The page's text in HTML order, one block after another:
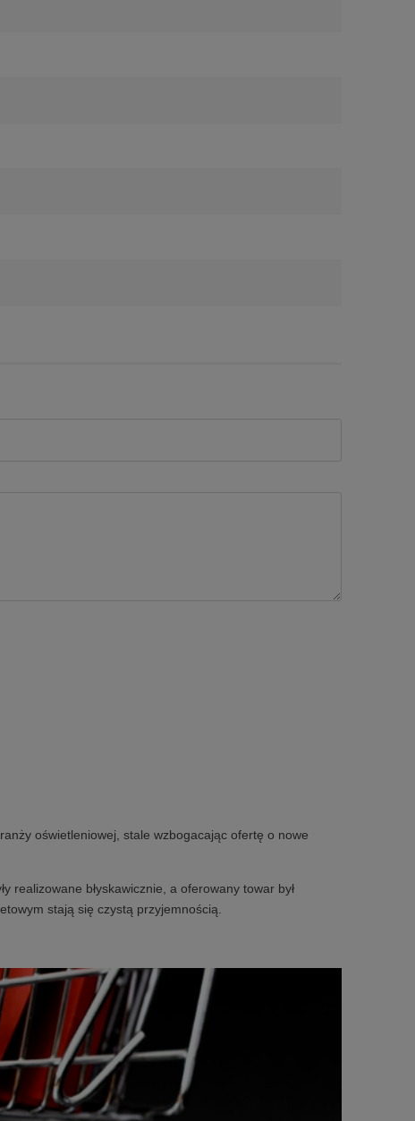
oświetleniowej, stale wzbogacając ofertę o nowe
realizowane błyskawicznie, a oferowany towar był
stają się czystą przyjemnością.